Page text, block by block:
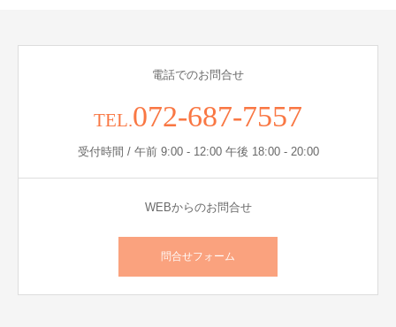
電話でのお問合せ
TEL.072-687-7557
受付時間 / 午前 9:00 - 12:00 午後 18:00 - 20:00
WEBからのお問合せ
問合せフォーム